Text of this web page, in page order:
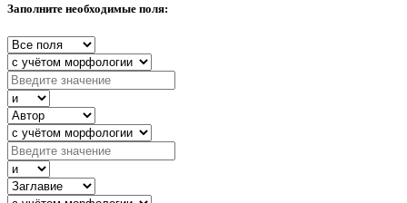
Заполните необходимые поля: